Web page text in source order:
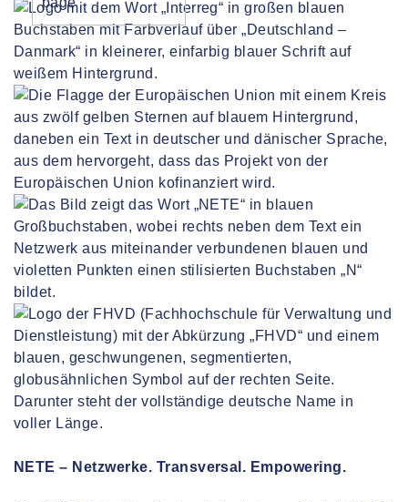
NETE – Netzwerke. Transversal. Empowering.